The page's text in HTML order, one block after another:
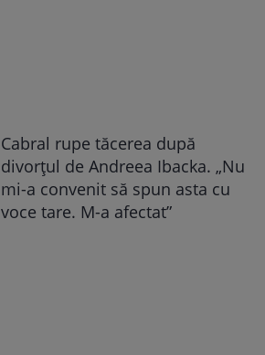
Cabral rupe tăcerea după
divorțul de Andreea Ibacka. „Nu
mi-a convenit să spun asta cu
voce tare. M-a afectat”